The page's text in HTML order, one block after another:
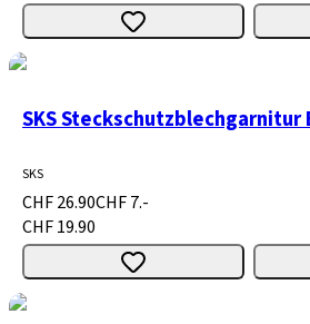
SKS
CHF 26.90CHF 7.-
CHF 19.90